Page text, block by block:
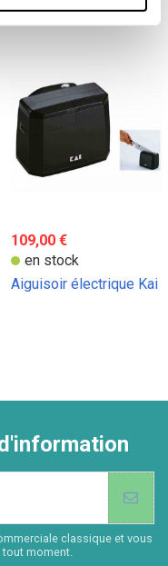
109,00 €
en stock
Aiguisoir électrique Kai
classique et vous
moment.